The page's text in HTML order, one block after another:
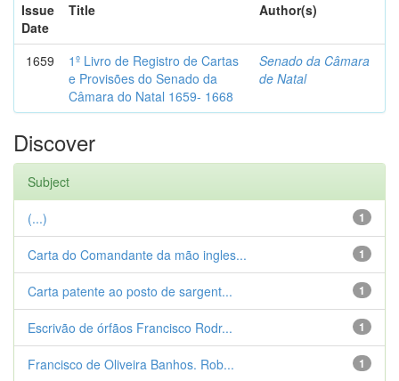
Issue
Date
Title Author(s)
1659
1º Livro de Registro de Cartas
e Provisões do Senado da
Câmara do Natal 1659- 1668
Senado da Câmara
de Natal
Discover
Subject
1
(...)
1
Carta do Comandante da mão ingles...
1
Carta patente ao posto de sargent...
1
Escrivão de órfãos Francisco Rodr...
1
Francisco de Oliveira Banhos. Rob...